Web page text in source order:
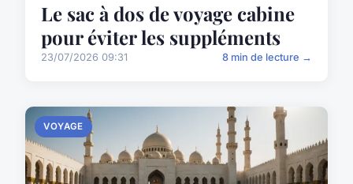
Le sac à dos de voyage cabine
pour éviter les suppléments
23/07/2026 09:31 8 min de lecture →
VOYAGE